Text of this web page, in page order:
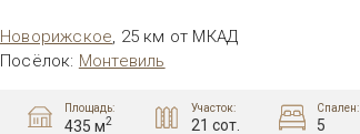
Новорижское 25 км от МКАД
Посёлок: Монтевиль
Площадь:
435 м2
Участок:
21 сот.
Спален:
5